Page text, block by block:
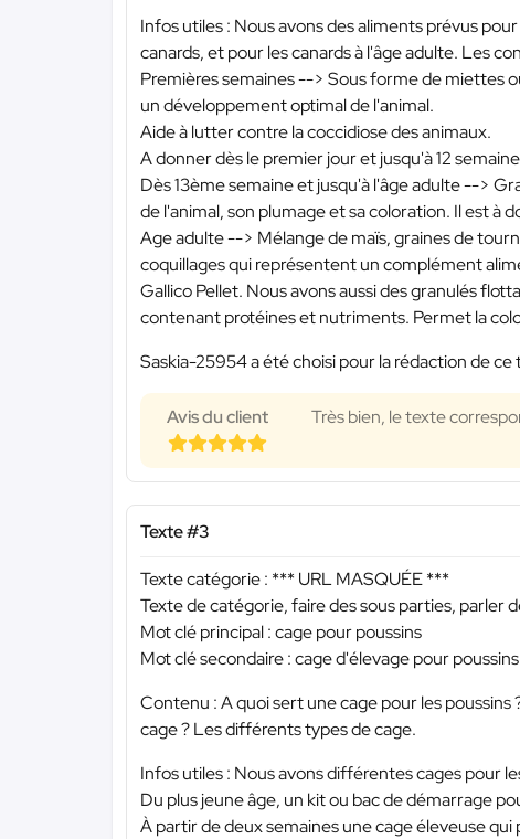
Infos utiles : Nous avons des aliments prévus
canards, et pour les canards à l'âge adulte. Les
Premières semaines --> Sous forme de miettes
un développement optimal de l'animal.
Aide à lutter contre la coccidiose des animaux.
A donner dès le premier jour et jusqu'à 12
Dès 13ème semaine et jusqu'à l'âge adulte -->
de l'animal, son plumage et sa coloration. Il est à
Age adulte --> Mélange de maïs, graines de
coquillages qui représentent un complément
Gallico Pellet. Nous avons aussi des granulés
contenant protéines et nutriments. Permet la
Saskia-25954 a été choisi pour la rédaction de ce
Avis du client Très bien, le texte
Texte #3
Texte catégorie : *** URL MASQUÉE ***
Texte de catégorie, faire des sous parties, parler
Mot clé principal : cage pour poussins
Mot clé secondaire : cage d'élevage pour poussins
Contenu : A quoi sert une cage pour les
cage ? Les différents types de cage.
Infos utiles : Nous avons différentes cages pour
Du plus jeune âge, un kit ou bac de démarrage
À partir de deux semaines une cage éleveuse qui